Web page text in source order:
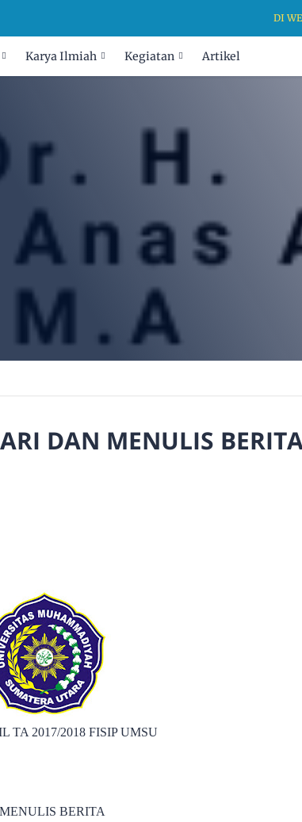
DI
Karya Ilmiah Kegiatan Artikel
DAN MENULIS
TA 2017/2018 FISIP UMSU
BERITA